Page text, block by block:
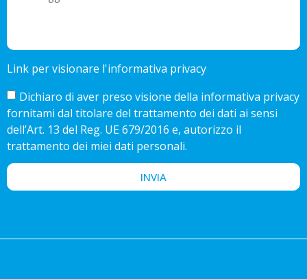
Link per visionare l'informativa privacy
Dichiaro di aver preso visione della informativa privacy
fornitami dal titolare del trattamento dei dati ai sensi
dell’Art. 13 del Reg. UE 679/2016 e, autorizzo il
trattamento dei miei dati personali.
INVIA